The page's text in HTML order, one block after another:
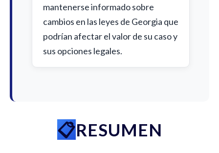
mantenerse informado sobre
cambios en las leyes de Georgia que
podrían afectar el valor de su caso y
sus opciones legales.
RESUMEN